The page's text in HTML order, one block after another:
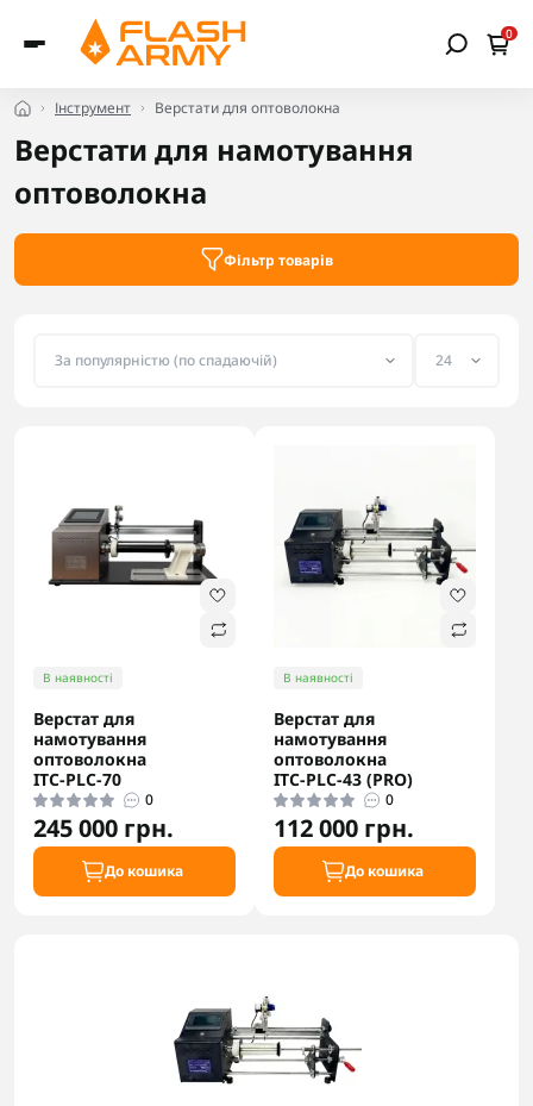
0
Інструмент Верстати для оптоволокна
Верстати для намотування
оптоволокна
Фільтр товарів
В наявності
Верстат для
намотування
оптоволокна
ITC‑PLC‑70
0
245 000 грн.
До кошика
В наявності
Верстат для
намотування
оптоволокна
ITC‑PLC‑43 (PRO)
0
112 000 грн.
До кошика